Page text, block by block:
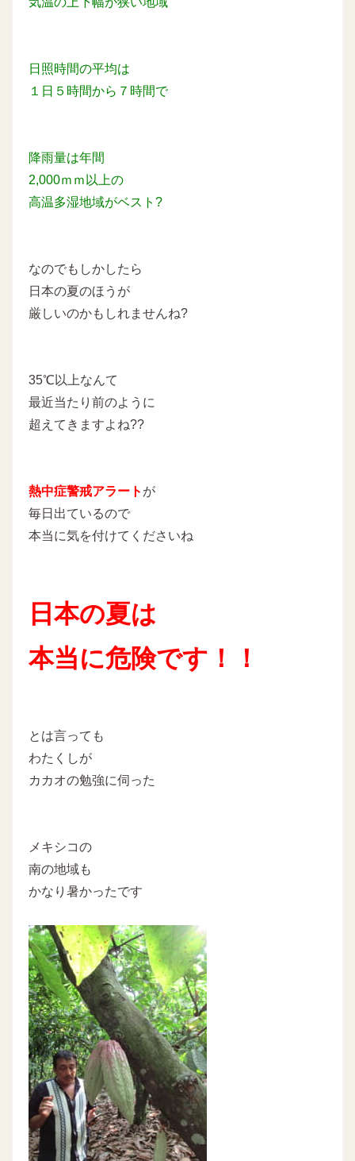
日照時間の平均は
１日５時間から７時間で
降雨量は年間
2,000ｍｍ以上の
高温多湿地域がベスト?
なのでもしかしたら
日本の夏のほうが
厳しいのかもしれませんね?
35℃以上なんて
最近当たり前のように
超えてきますよね??
熱中症警戒アラート が
毎日出ているので
本当に気を付けてくださいね
日本の夏は
本当に危険です！！
とは言っても
わたくしが
カカオの勉強に伺った
メキシコの
南の地域も
かなり暑かったです